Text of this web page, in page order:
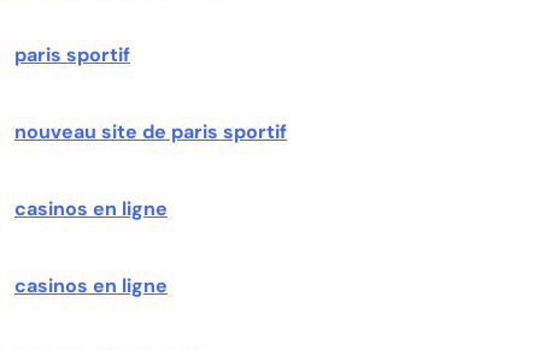
paris sportif
nouveau site de paris sportif
casinos en ligne
casinos en ligne